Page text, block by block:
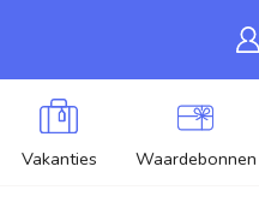
Vakanties Waardebonnen